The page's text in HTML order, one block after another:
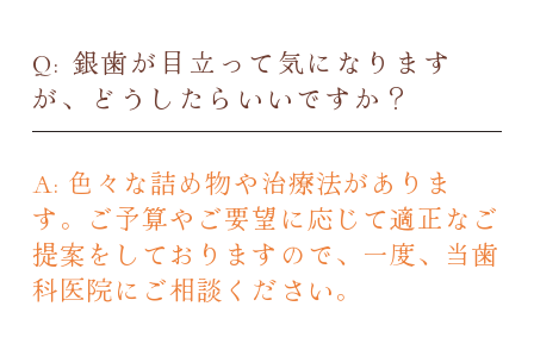
Q: 銀歯が目立って気になります
が、どうしたらいいですか？
A: 色々な詰め物や治療法がありま
す。ご予算やご要望に応じて適正なご
提案をしておりますので、一度、当歯
科医院にご相談ください。